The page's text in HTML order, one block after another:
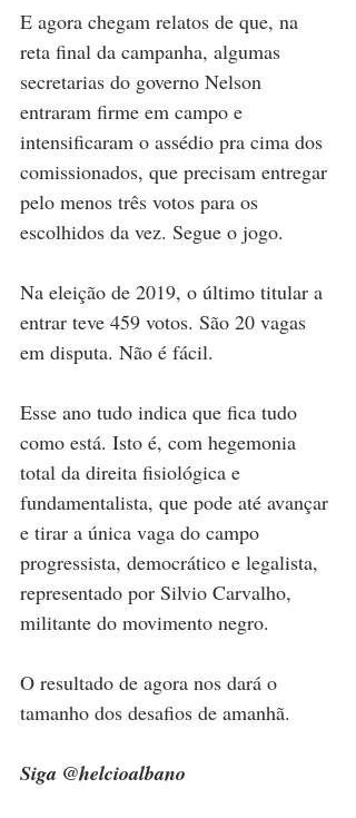
E agora chegam relatos de que, na
reta final da campanha, algumas
secretarias do governo Nelson
entraram firme em campo e
intensificaram o assédio pra cima dos
comissionados, que precisam entregar
pelo menos três votos para os
escolhidos da vez. Segue o jogo.
Na eleição de 2019, o último titular a
entrar teve 459 votos. São 20 vagas
em disputa. Não é fácil.
Esse ano tudo indica que fica tudo
como está. Isto é, com hegemonia
total da direita fisiológica e
fundamentalista, que pode até avançar
e tirar a única vaga do campo
progressista, democrático e legalista,
representado por Silvio Carvalho,
militante do movimento negro.
O resultado de agora nos dará o
tamanho dos desafios de amanhã.
Siga @helcioalbano